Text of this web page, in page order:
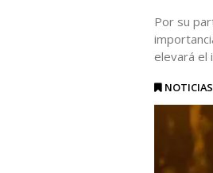
Por su
elevará el